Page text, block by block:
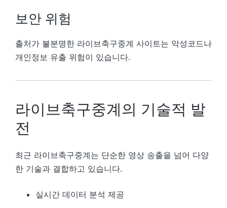
보안 위험
출처가 불분명한 라이브축구중계 사이트는 악성코드나
개인정보 유출 위험이 있습니다.
라이브축구중계의 기술적 발
전
최근 라이브축구중계는 단순한 영상 송출을 넘어 다양
한 기술과 결합하고 있습니다.
실시간 데이터 분석 제공